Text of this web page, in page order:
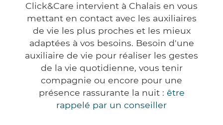
Click&Care intervient à Chalais en vous
mettant en contact avec les auxiliaires
de vie les plus proches et les mieux
adaptées à vos besoins. Besoin d'une
auxiliaire de vie pour réaliser les gestes
de la vie quotidienne, vous tenir
compagnie ou encore pour une
présence rassurante la nuit : être
rappelé par un conseiller